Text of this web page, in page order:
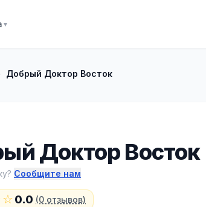
▼
Добрый Доктор Восток
Доктор Восток
Сообщите нам
0.0 (0 отзывов)